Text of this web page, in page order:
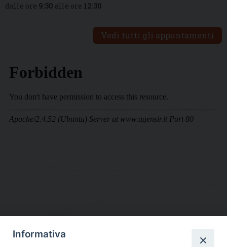
dalle ore 9:30 alle ore 12:30
Vedi tutti gli appuntamenti
DIOCESI SUBURBICARIA DI ALBANO
Informativa